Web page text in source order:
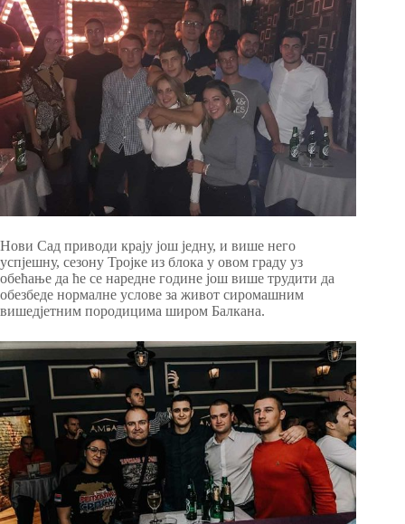
Нови Сад приводи крају још једну, и више него
успјешну, сезону Тројке из блока у овом граду уз
обећање да ће се наредне године још више трудити да
обезбеде нормалне услове за живот сиромашним
вишедјетним породицима широм Балкана.